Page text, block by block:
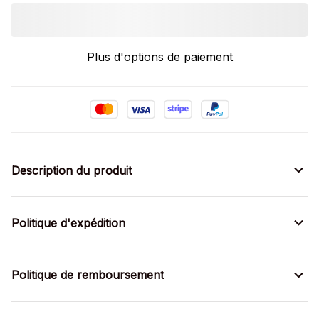
Plus d'options de paiement
Description du produit
Politique d'expédition
Politique de remboursement